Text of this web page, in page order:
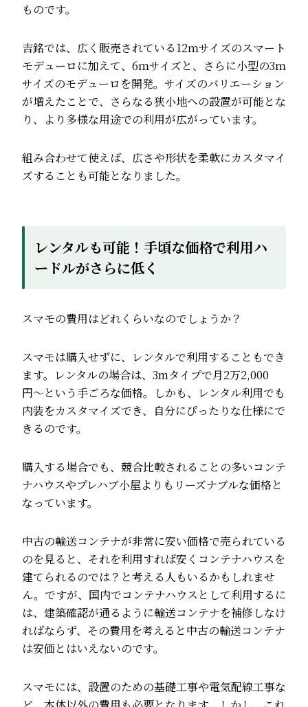
ものです。
吉銘では、広く販売されている12ｍサイズのスマート
モデューロに加えて、6ｍサイズと、さらに小型の3ｍ
サイズのモデューロを開発。サイズのバリエーション
が増えたことで、さらなる狭小地への設置が可能とな
り、より多様な用途での利用が広がっています。
組み合わせて使えば、広さや形状を柔軟にカスタマイ
ズすることも可能となりました。
レンタルも可能！手頃な価格で利用ハ
ードルがさらに低く
スマモの費用はどれくらいなのでしょうか？
スマモは購入せずに、レンタルで利用することもでき
ます。レンタルの場合は、3mタイプで月2万2,000
円〜という手ごろな価格。しかも、レンタル利用でも
内装をカスタマイズでき、自分にぴったりな仕様にで
きるのです。
購入する場合でも、競合比較されることの多いコンテ
ナハウスやプレハブ小屋よりもリーズナブルな価格と
なっています。
中古の輸送コンテナが非常に安い価格で売られている
のを見ると、それを利用すれば安くコンテナハウスを
建てられるのでは？と考える人もいるかもしれませ
ん。ですが、国内でコンテナハウスとして利用するに
は、建築確認が通るように輸送コンテナを補修しなけ
ればならず、その費用を考えると中古の輸送コンテナ
は安価とはいえないのです。
スマモには、設置のための基礎工事や電気配線工事な